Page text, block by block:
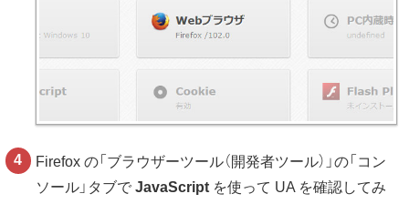
Firefox の「ブラウザーツール（開発者ツール）」の「コン
ソール」タブでJavaScript を使って UA を確認してみ